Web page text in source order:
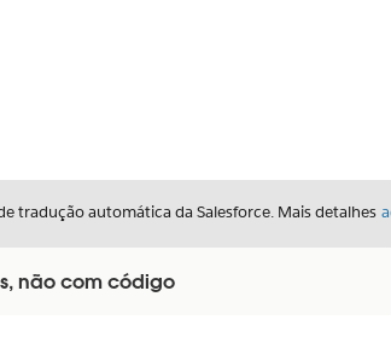
tradução automática da Salesforce. Mais detalhes
não com código